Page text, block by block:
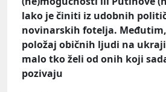
lako je činiti iz udobnih
novinarskih fotelja.
položaj običnih ljudi na
malo tko želi od onih koji
pozivaju